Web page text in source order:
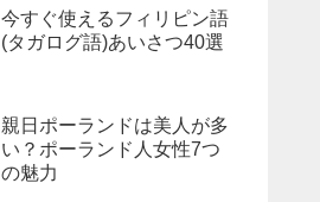
今すぐ使えるフィリピン語
(タガログ語)あいさつ40選
親日ポーランドは美人が多
い？ポーランド人女性7つ
の魅力